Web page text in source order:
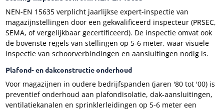
NEN-EN 15635 verplicht jaarlijkse expert-inspectie van
magazijnstellingen door een gekwalificeerd inspecteur (PRSEC,
SEMA, of vergelijkbaar gecertificeerd). De inspectie omvat ook
de bovenste regels van stellingen op 5-6 meter, waar visuele
inspectie van schoorverbindingen en aansluitingen nodig is.
Plafond- en dakconstructie onderhoud
Voor magazijnen in oudere bedrijfspanden (jaren '80 tot '00) is
preventief onderhoud aan plafondisolatie, dak-aansluitingen,
ventilatiekanalen en sprinklerleidingen op 5-6 meter een